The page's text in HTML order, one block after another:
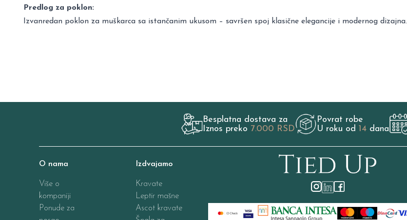
Predlog za poklon:
Izvanredan poklon za muškarca sa istančanim ukusom – savršen spoj klasične elegancije i modernog dizajna.
Besplatna dostava za
Iznos preko 7.000 RSD
Povrat robe
U roku od 14 dana
O nama
Više o
kompaniji
Ponude za
Izdvajamo
Kravate
Leptir mašne
Ascot kravate